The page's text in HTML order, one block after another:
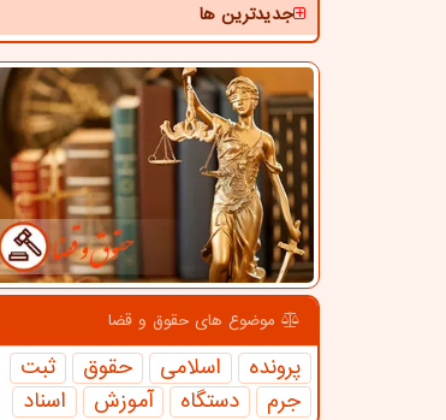
جدیدترین ها
موضوع های حقوق و قضا
پرونده اسلامی حقوق
ثبت
جرم
دستگاه آموزش اسناد